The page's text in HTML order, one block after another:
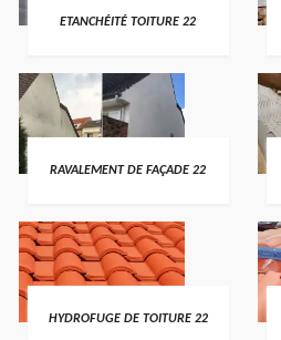
ETANCHÉITÉ TOITURE 22
RAVALEMENT DE FAÇADE 22
HYDROFUGE DE TOITURE 22